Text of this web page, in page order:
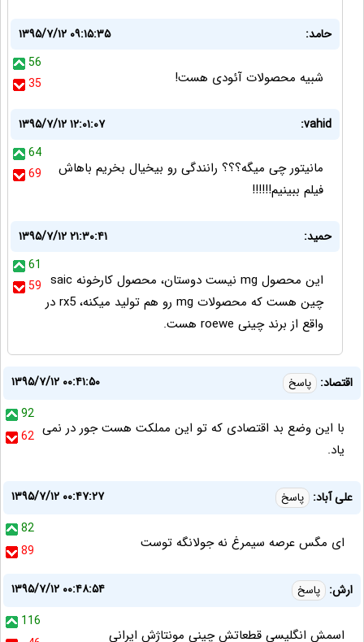
حامد:
۱۳۹۵/۷/۱۲ ۰۹:۱۵:۳۵
56
35
شبیه محصولات آئودی هست!
vahid:
۱۳۹۵/۷/۱۲ ۱۲:۰۱:۰۷
64
69
مانیتور چی میگه؟؟؟ رانندگی رو بیخیال بخریم باهاش
فیلم ببینیم!!!!!!
حمید:
۱۳۹۵/۷/۱۲ ۲۱:۳۰:۴۱
61
59 این محصول mg نیست دوستان، محصول کارخونه saic
چین هست که محصولات mg رو هم تولید میکنه، rx5 در
واقع از برند چینی roewe هست.
اقتصاد: پاسخ
۱۳۹۵/۷/۱۲ ۰۰:۴۱:۵۰
92
62 با این وضع بد اقتصادی که تو این مملکت هست جور در نمی
یاد.
على آباد: پاسخ
۱۳۹۵/۷/۱۲ ۰۰:۴۷:۲۷
82
89
اى مگس عرصه سيمرغ نه جولانگه توست
ارش: پاسخ
۱۳۹۵/۷/۱۲ ۰۰:۴۸:۵۴
116
اسمش انگلیسی قطعاتش چینی مونتاژش ایرانی